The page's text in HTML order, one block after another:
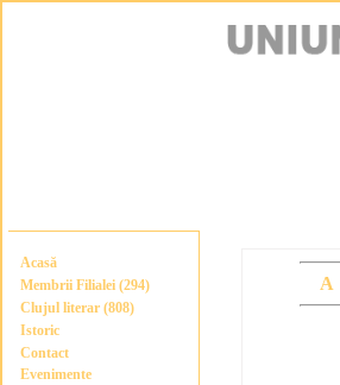
Acasă
Membrii Filialei (294)
Clujul literar (808)
Istoric
Contact
Evenimente
A